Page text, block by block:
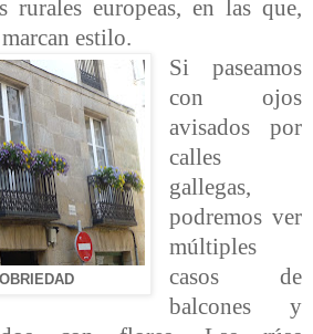
rurales europeas, en las que,
estilo.
Si paseamos
con ojos
avisados por
calles
gallegas,
podremos ver
múltiples
casos de
balcones y